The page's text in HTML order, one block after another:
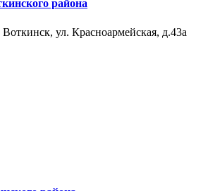
района
Воткинск, ул. Красноармейская, д.43а